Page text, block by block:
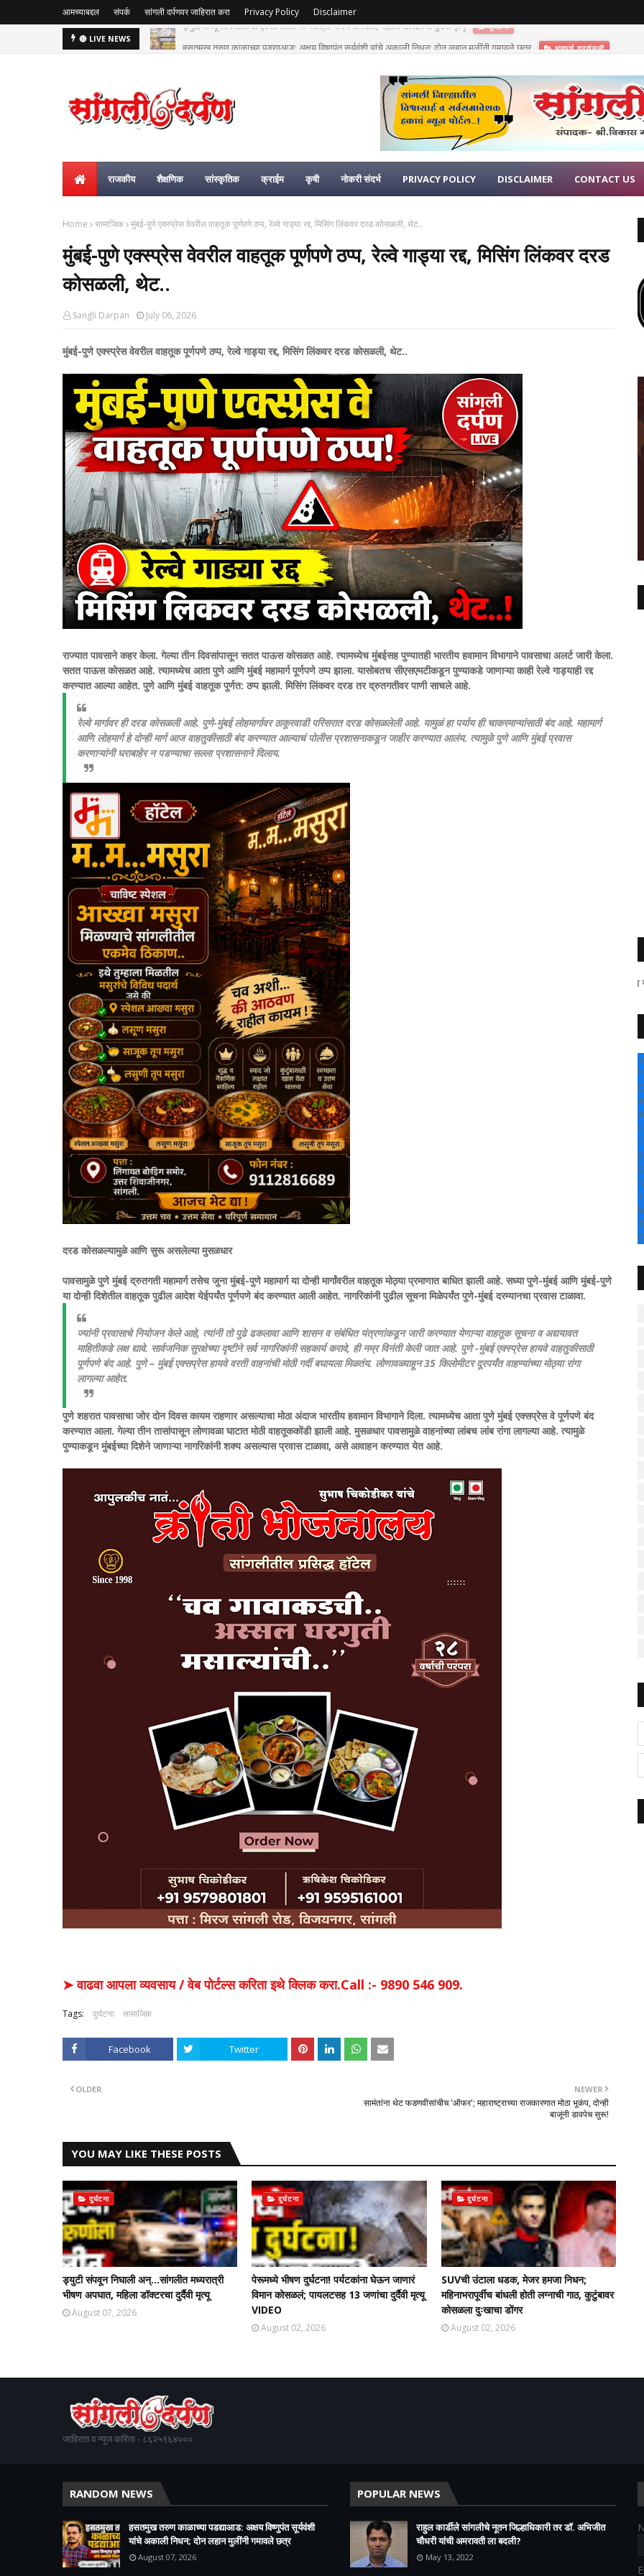
आमच्याबद्दल संपर्क सांगली दर्पणवर जाहिरात करा Privacy Policy Disclaimer
🔴 LIVE NEWS हसतमुख तरुण काळाच्या पडद्याआड: अक्षय विष्णुपंत सूर्यवंशी यांचे अकाली निधन; दोन लहान मुलींनी गमावले छत्र भावपूर्ण श्रद्धांजली
राजकीय शैक्षणिक सांस्कृतिक क्राईम कृषी नोकरी संदर्भ PRIVACY POLICY DISCLAIMER CONTACT US
Home सामाजिक मुंबई-पुणे एक्स्प्रेस वेवरील वाहतूक पूर्णपणे ठप्प, रेल्वे गाड्या रद्द, मिसिंग लिंकवर दरड कोसळली, थेट..
मुंबई-पुणे एक्स्प्रेस वेवरील वाहतूक पूर्णपणे ठप्प, रेल्वे गाड्या रद्द, मिसिंग लिंकवर दरड
कोसळली, थेट..
Sangli Darpan July 06, 2026
मुंबई-पुणे एक्स्प्रेस वेवरील वाहतूक पूर्णपणे ठप्प, रेल्वे गाड्या रद्द, मिसिंग लिंकवर दरड कोसळली, थेट..
राज्यात पावसाने कहर केला. गेल्या तीन दिवसांपासून सतत पाऊस कोसळत आहे. त्यामध्येच मुंबईसह पुण्यातही भारतीय हवामान विभागाने पावसाचा अलर्ट जारी केला.
सतत पाऊस कोसळत आहे. त्यामध्येच आता पुणे आणि मुंबई महामार्ग पूर्णपणे ठप्प झाला. यासोबतच सीएसएमटीकडून पुण्याकडे जाणाऱ्या काही रेल्वे गाड्याही रद्द
करण्यात आल्या आहेत. पुणे आणि मुंबई वाहतूक पुर्णत: ठप्प झाली. मिसिंग लिंकवर दरड तर द्रुतगतीवर पाणी साचले आहे.
रेल्वे मार्गावर ही दरड कोसळली आहे. पुणे-मुंबई लोहमार्गावर ठाकूरवाडी परिसरात दरड कोसळलेली आहे. यामुळं हा पर्याय ही चाकरमान्यांसाठी बंद आहे. महामार्ग
आणि लोहमार्ग हे दोन्ही मार्ग आज वाहतुकीसाठी बंद करण्यात आल्याचं पोलीस प्रशासनाकडून जाहीर करण्यात आलंय. त्यामुळे पुणे आणि मुंबई प्रवास
करणाऱ्यांनी घराबाहेर न पडण्याचा सल्ला प्रशासनाने दिलाय.
दरड कोसळल्यामुळे आणि सुरू असलेल्या मुसळधार
पावसामुळे पुणे मुंबई द्रुतगती महामार्ग तसेच जुना मुंबई-पुणे महामार्ग या दोन्ही मार्गांवरील वाहतूक मोठ्या प्रमाणात बाधित झाली आहे. सध्या पुणे-मुंबई आणि मुंबई-पुणे
या दोन्ही दिशेतील वाहतूक पुढील आदेश येईपर्यंत पूर्णपणे बंद करण्यात आली आहेत. नागरिकांनी पुढील सूचना मिळेपर्यंत पुणे-मुंबई दरम्यानचा प्रवास टाळावा.
ज्यांनी प्रवासाचे नियोजन केले आहे, त्यांनी तो पुढे ढकलावा आणि शासन व संबंधित यंत्रणांकडून जारी करण्यात येणाऱ्या वाहतूक सूचना व अद्ययावत
माहितीकडे लक्ष द्यावे. सार्वजनिक सुरक्षेच्या दृष्टीने सर्व नागरिकांनी सहकार्य करावे, ही नम्र विनंती केली जात आहे. पुणे -मुंबई एक्स्प्रेस हायवे वाहतुकीसाठी
पूर्णपणे बंद आहे. पुणे – मुंबई एक्सप्रेस हायवे वरती वाहनांची मोठी गर्दी बघायला मिळतंय. लोणावळ्याहून 35 किलोमीटर दूरपर्यंत वाहण्यांच्या मोठ्या रांगा
लागल्या आहेत.
पुणे शहरात पावसाचा जोर दोन दिवस कायम राहणार असल्याचा मोठा अंदाज भारतीय हवामान विभागाने दिला. त्यामध्येच आता पुणे मुंबई एक्सप्रेस वे पूर्णपणे बंद
करण्यात आला. गेल्या तीन तासांपासून लोणावळा घाटात मोठी वाहतूककोंडी झाली आहे. मुसळधार पावसामुळे वाहनांच्या लांबच लांब रांगा लागल्या आहे. त्यामुळे
पुण्याकडून मुंबईच्या दिशेने जाणाऱ्या नागरिकांनी शक्य असल्यास प्रवास टाळावा, असे आवाहन करण्यात येत आहे.
➤ वाढवा आपला व्यवसाय / वेब पोर्टल्स करिता इथे क्लिक करा.Call :- 9890 546 909.
Tags: दुर्घटना सामाजिक
Facebook Twitter
NEWER
सामंतांना थेट फडणवीसांचीच 'ऑफर'; महाराष्ट्राच्या राजकारणात मोठा भूकंप, दोन्ही
बाजूंनी डावपेच सुरू!
OLDER
YOU MAY LIKE THESE POSTS
दुर्घटना
ड्युटी संपवून निघाली अन्...सांगलीत मध्यरात्री
भीषण अपघात, महिला डॉक्टरचा दुर्दैवी मृत्यू
August 07, 2026
दुर्घटना
पेरूमध्ये भीषण दुर्घटना! पर्यटकांना घेऊन जाणारं
विमान कोसळलं; पायलटसह 13 जणांचा दुर्दैवी मृत्यू
VIDEO
August 02, 2026
दुर्घटना
SUVची उंटाला धडक, मेजर हमजा निधन;
महिनाभरापूर्वीच बांधली होती लग्नाची गाठ, कुटुंबावर
कोसळला दुःखाचा डोंगर
August 02, 2026
" सांगली दर्पण न्यूज वर
+
°
C
+
+
जाहिरात व न्यूज करिता - ८६२५९६४०००
RANDOM NEWS
हसतमुख तरुण काळाच्या पडद्याआड: अक्षय विष्णुपंत सूर्यवंशी
यांचे अकाली निधन; दोन लहान मुलींनी गमावले छत्र
August 07, 2026
POPULAR NEWS
राहुल कार्डीले सांगलीचे नूतन जिल्हाधिकारी तर डॉ. अभिजीत
चौधरी यांची अमरावती ला बदली?
May 13, 2022